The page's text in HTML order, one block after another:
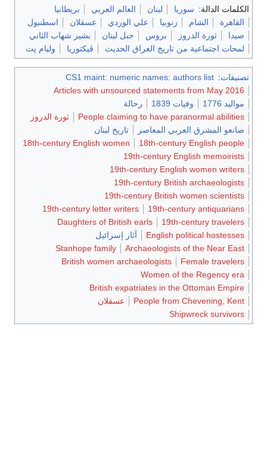
الكلمات الدالة: سوريا لبنان العالم العربي
بريطانيا
القاهرة
الشام زنوبيا علي الوردي عسقلان
اسطنبول
صيدا
ثورة الدروز بروس جبل لبنان
بشير شهاب الثاني
لمحات اجتماعية من تاريخ العراق الحديث
ڤيكتوريا وليام پت
تصنيفات:
CS1 maint: numeric names: authors list
Articles with unsourced statements from May 2016
مواليد 1776
وفيات 1839
رحالة
People claiming to have paranormal abilities
ثورة الدروز
صانعو المشرق العربي المعاصر
تاريخ لبنان
18th-century English people
18th-century English women
19th-century English memoirists
19th-century English women writers
19th-century British archaeologists
19th-century British women scientists
19th-century antiquarians
19th-century letter writers
19th-century travelers
Daughters of British earls
English political hostesses
آثار إسرائيل
Archaeologists of the Near East
Stanhope family
Female travelers
British women archaeologists
Women of the Regency era
British expatriates in the Ottoman Empire
People from Chevening, Kent
عسقلان
Shipwreck survivors